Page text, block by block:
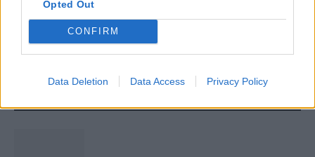
Opted Out
CONFIRM
Data Deletion Data Access Privacy Policy
Câmara Municipal de Oliveira do
Hospital volta a oferecer cadernos de
exercícios aos alunos do 1ª Ciclo